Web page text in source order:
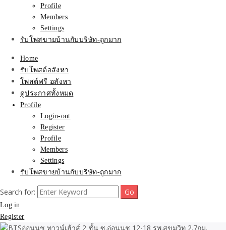
SEOขายบ้าน
Profile
Members
Settings
รับโพสขายบ้านกับบริษัท-ถูกมาก
Home
รับโพสต์อสังหา
โพสต์ฟรี อสังหา
ดูประกาศทั้งหมด
Profile
Login-out
Register
Profile
Members
Settings
รับโพสขายบ้านกับบริษัท-ถูกมาก
Search for:
Log in
Register